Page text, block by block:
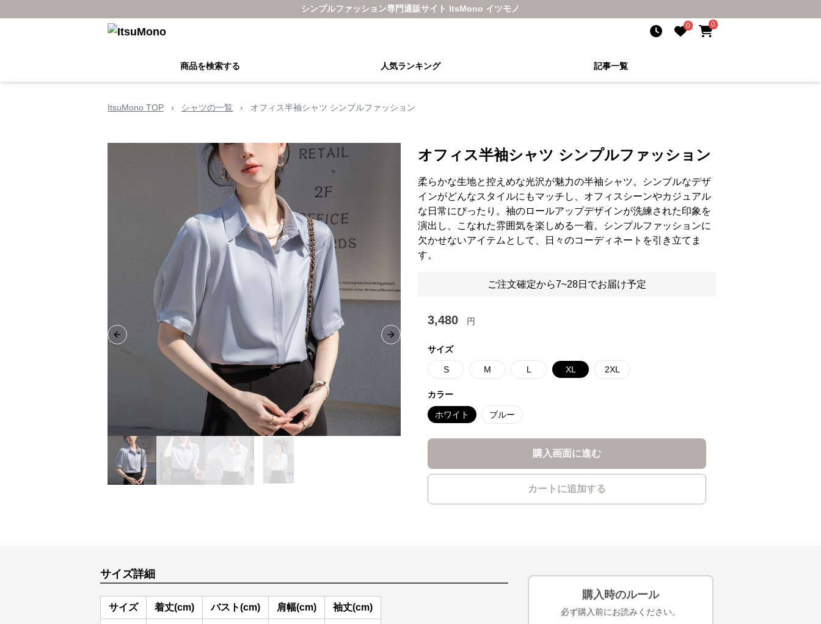
シンプルファッション専門通販サイト ItsMono イツモノ
0 0
商品を検索する 人気ランキング 記事一覧
ItsuMono TOP › シャツの一覧 › オフィス半袖シャツ シンプルファッション
Previous slide Next slide
オフィス半袖シャツ シンプルファッション
柔らかな生地と控えめな光沢が魅力の半袖シャツ。シンプルなデザ
インがどんなスタイルにもマッチし、オフィスシーンやカジュアル
な日常にぴったり。袖のロールアップデザインが洗練された印象を
演出し、こなれた雰囲気を楽しめる一着。シンプルファッションに
欠かせないアイテムとして、日々のコーディネートを引き立てま
す。
ご注文確定から7~28日でお届け予定
3,480 円
サイズ
S M L XL 2XL
カラー
ホワイト ブルー
購入画面に進む
カートに追加する
サイズ詳細
サイズ 着丈(cm) バスト(cm) 肩幅(cm) 袖丈(cm)
購入時のルール
必ず購入前にお読みください。